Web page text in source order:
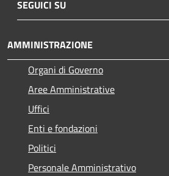
SEGUICI SU
AMMINISTRAZIONE
Organi di Governo
Aree Amministrative
Uffici
Enti e fondazioni
Politici
Personale Amministrativo